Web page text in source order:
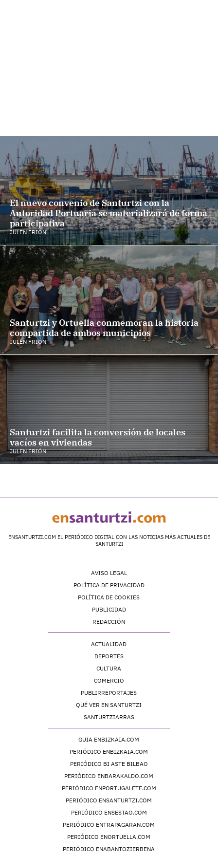
El nuevo convenio de Santurtzi con la
Autoridad Portuaria se materializará de forma
participativa
JULEN FRIÓN
Santurtzi y Ortuella conmemoran la historia
compartida de ambos municipios
JULEN FRIÓN
Santurtzi facilita la conversión de locales
vacíos en viviendas
JULEN FRIÓN
ENSANTURTZI.COM EL PERIÓDICO DIGITAL CON LAS NOTICIAS MÁS ACTUALES DE
SANTURTZI
AVISO LEGAL
POLÍTICA DE PRIVACIDAD
POLÍTICA DE COOKIES
PUBLICIDAD
REDACCIÓN
ACTUALIDAD
DEPORTES
CULTURA
COMERCIO
PUBLIRREPORTAJES
QUÉ VER EN SANTURTZI
SANTURTZIARRAS
GUIA ENBIZKAIA.COM
PERIÓDICO ENBIZKAIA.COM
PERIÓDICO BI ASTE BILBAO
PERIÓDICO ENBARAKALDO.COM
PERIÓDICO ENPORTUGALETE.COM
PERIÓDICO ENSANTURTZI.COM
PERIÓDICO ENSESTAO.COM
PERIÓDICO ENTRAPAGARAN.COM
PERIÓDICO ENORTUELLA.COM
PERIÓDICO ENABANTOZIERBENA